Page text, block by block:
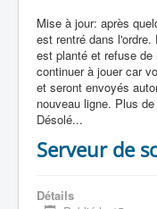
Mise à jour: après
est rentré dans
est planté et refuse de
continuer à jouer car
et seront envoyés
nouveau ligne. Plus
Désolé...
Serveur de
Détails